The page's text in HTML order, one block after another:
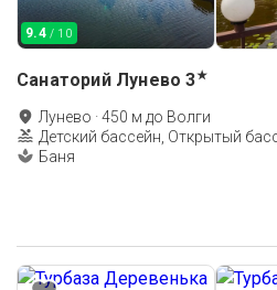
9.4 / 10
Санаторий Лунево 3★
Лунево ·450 м до Волги
Детский бассейн, Открытый
Баня